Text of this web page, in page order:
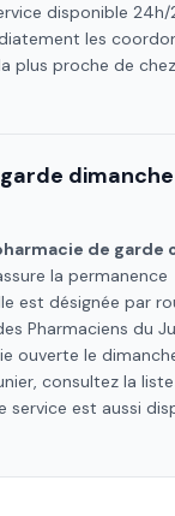
disponible 24h/
les
plus proche de
de garde
la permanence
est désignée par
Pharmaciens du
ouverte le
, consultez la
service est aussi